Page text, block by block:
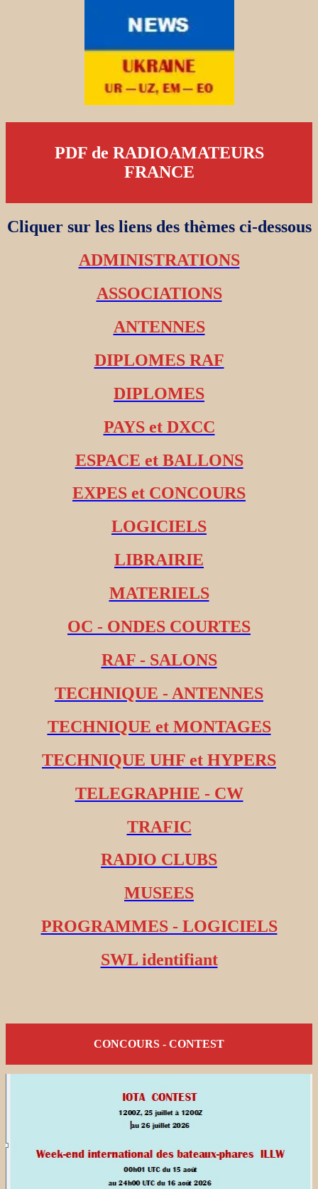
PDF de RADIOAMATEURS
FRANCE
Cliquer sur les liens des thèmes ci-dessous
ADMINISTRATIONS
ASSOCIATIONS
ANTENNES
DIPLOMES RAF
DIPLOMES
PAYS et DXCC
ESPACE et BALLONS
EXPES et CONCOURS
LOGICIELS
LIBRAIRIE
MATERIELS
OC - ONDES COURTES
RAF - SALONS
TECHNIQUE - ANTENNES
TECHNIQUE et MONTAGES
TECHNIQUE UHF et HYPERS
TELEGRAPHIE - CW
TRAFIC
RADIO CLUBS
MUSEES
PROGRAMMES - LOGICIELS
SWL identifiant
CONCOURS - CONTEST